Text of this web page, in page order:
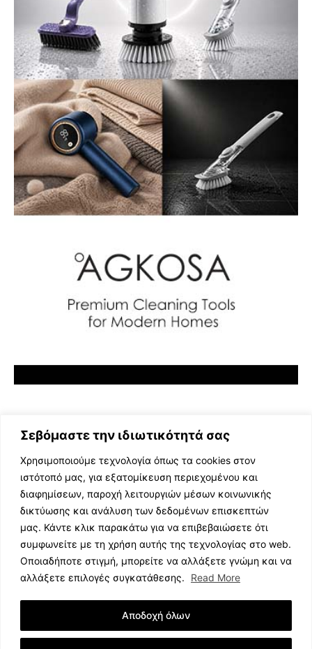
Σεβόμαστε την ιδιωτικότητά σας
Χρησιμοποιούμε τεχνολογία όπως τα cookies στον
ιστότοπό μας, για εξατομίκευση περιεχομένου και
διαφημίσεων, παροχή λειτουργιών μέσων κοινωνικής
δικτύωσης και ανάλυση των δεδομένων επισκεπτών
μας. Κάντε κλικ παρακάτω για να επιβεβαιώσετε ότι
συμφωνείτε με τη χρήση αυτής της τεχνολογίας στο web.
Οποιαδήποτε στιγμή, μπορείτε να αλλάξετε γνώμη και να
αλλάξετε επιλογές συγκατάθεσης.
Read More
Αποδοχή όλων
ΕΛΛΗΝΙΚΗ ΜΟΥΣΙΚΗ
TV SHOWS
EVENTS
ΘΕΑΤΡΟ
ΔΙΑΓΩΝΙΣΜΟΙ
STOA CULTURA
ΣΥΝΕΝΤΕΥΞΕΙΣ